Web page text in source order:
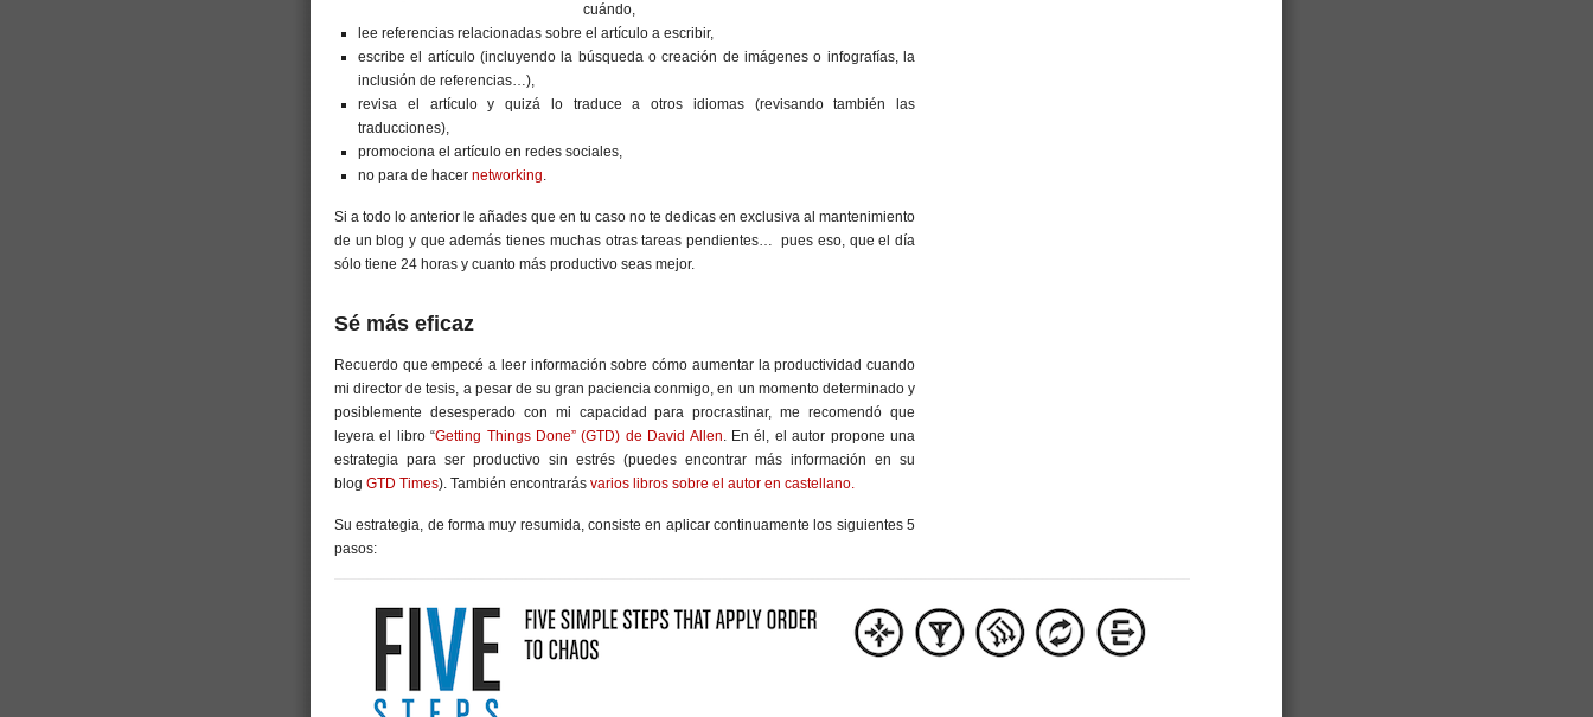
cuándo,
lee referencias relacionadas sobre el artículo a escribir,
escribe el artículo (incluyendo la búsqueda o creación de imágenes o infografías, la
inclusión de referencias…),
revisa el artículo y quizá lo traduce a otros idiomas (revisando también las
traducciones),
promociona el artículo en redes sociales,
no para de hacer networking.
Si a todo lo anterior le añades que en tu caso no te dedicas en exclusiva al mantenimiento
de un blog y que además tienes muchas otras tareas pendientes… pues eso, que el día
sólo tiene 24 horas y cuanto más productivo seas mejor.
Sé más eficaz
Recuerdo que empecé a leer información sobre cómo aumentar la productividad cuando
mi director de tesis, a pesar de su gran paciencia conmigo, en un momento determinado y
posiblemente desesperado con mi capacidad para procrastinar, me recomendó que
leyera el libro “Getting Things Done” (GTD) de David Allen. En él, el autor propone una
estrategia para ser productivo sin estrés (puedes encontrar más información en su
blog GTD Times). También encontrarás varios libros sobre el autor en castellano.
Su estrategia, de forma muy resumida, consiste en aplicar continuamente los siguientes 5
pasos: